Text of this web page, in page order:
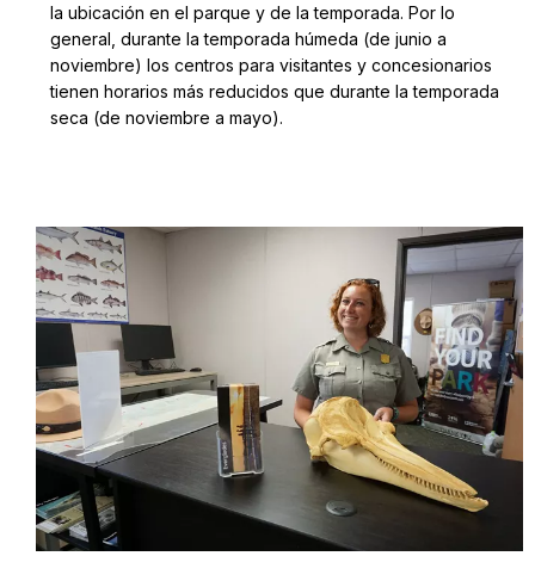
la ubicación en el parque y de la temporada. Por lo
general, durante la temporada húmeda (de junio a
noviembre) los centros para visitantes y concesionarios
tienen horarios más reducidos que durante la temporada
seca (de noviembre a mayo).